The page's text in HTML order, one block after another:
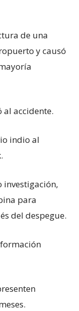
de una
y causó
accidente.
indio al
investigación,
para
del despegue.